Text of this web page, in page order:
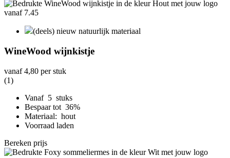
(deels) nieuw natuurlijk materiaal
WineWood wijnkistje
vanaf4,80 per stuk
(1)
Vanaf 5 stuks
Bespaar tot 36%
Materiaal: hout
Voorraad laden
Bereken prijs